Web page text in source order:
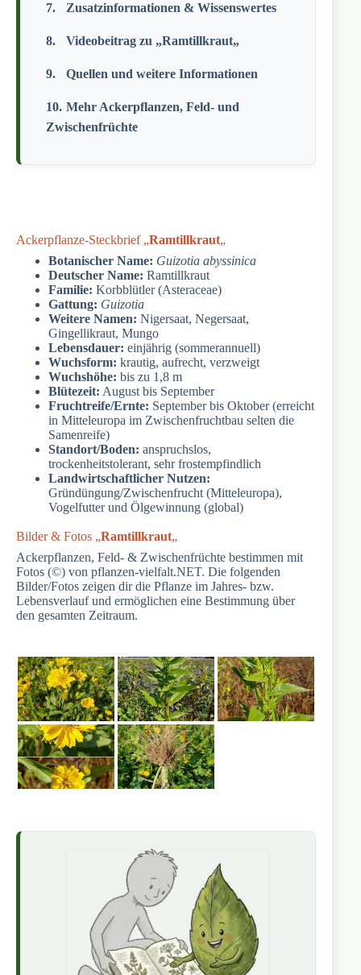
Zusatzinformationen & Wissenswertes
Videobeitrag zu „Ramtillkraut„
Quellen und weitere Informationen
Mehr Ackerpflanzen, Feld- und
Zwischenfrüchte
Ackerpflanze-Steckbrief „Ramtillkraut„
Botanischer Name: Guizotia abyssinica
Deutscher Name: Ramtillkraut
Familie: Korbblütler (Asteraceae)
Gattung: Guizotia
Weitere Namen: Nigersaat, Negersaat,
Gingellikraut, Mungo
Lebensdauer: einjährig (sommerannuell)
Wuchsform: krautig, aufrecht, verzweigt
Wuchshöhe: bis zu 1,8 m
Blütezeit: August bis September
Fruchtreife/Ernte: September bis Oktober (erreicht
in Mitteleuropa im Zwischenfruchtbau selten die
Samenreife)
Standort/Boden: anspruchslos,
trockenheitstolerant, sehr frostempfindlich
Landwirtschaftlicher Nutzen:
Gründüngung/Zwischenfrucht (Mitteleuropa),
Vogelfutter und Ölgewinnung (global)
Bilder & Fotos „Ramtillkraut„
Ackerpflanzen, Feld- & Zwischenfrüchte bestimmen mit
Fotos (©) von pflanzen-vielfalt.NET. Die folgenden
Bilder/Fotos zeigen dir die Pflanze im Jahres- bzw.
Lebensverlauf und ermöglichen eine Bestimmung über
den gesamten Zeitraum.